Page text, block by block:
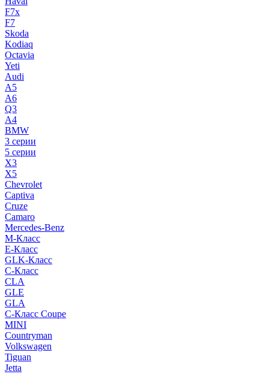
F7x
F7
Skoda
Kodiaq
Octavia
Yeti
Audi
A5
A6
Q3
A4
BMW
3 серии
5 серии
X3
X5
Chevrolet
Captiva
Cruze
Camaro
Mercedes-Benz
M-Класс
E-Класс
GLK-Класс
C-Класс
CLA
GLE
GLA
C-Класс Coupe
MINI
Countryman
Volkswagen
Tiguan
Jetta